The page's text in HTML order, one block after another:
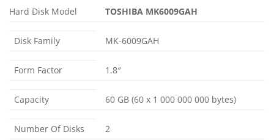
Hard Disk Model TOSHIBA MK6009GAH
Disk Family MK-6009GAH
Form Factor 1.8″
Capacity 60 GB (60 x 1 000 000 000 bytes)
Number Of Disks 2